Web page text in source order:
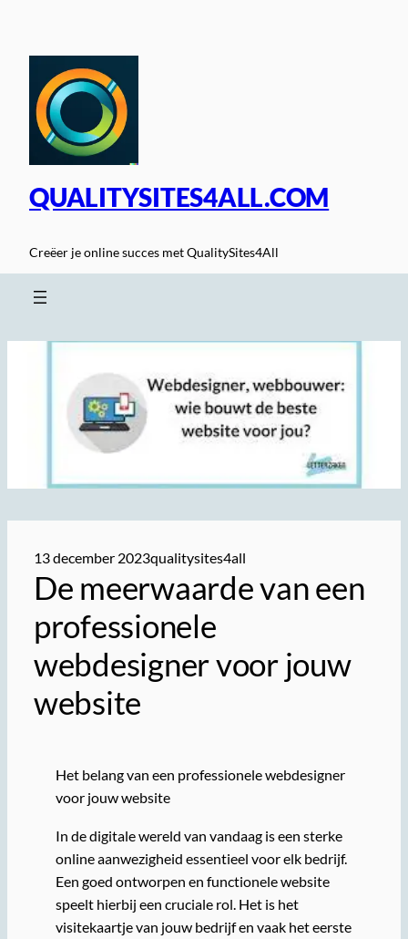
inhoud
QUALITYSITES4ALL.COM
Creëer je online succes met QualitySites4All
13 december 2023qualitysites4all
De meerwaarde van een
professionele
webdesigner voor jouw
website
Het belang van een professionele webdesigner
voor jouw website
In de digitale wereld van vandaag is een sterke
online aanwezigheid essentieel voor elk bedrijf.
Een goed ontworpen en functionele website
speelt hierbij een cruciale rol. Het is het
visitekaartje van jouw bedrijf en vaak het eerste